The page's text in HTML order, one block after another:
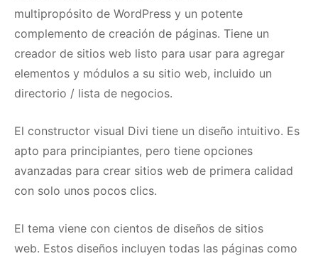
multipropósito de WordPress y un potente
complemento de creación de páginas. Tiene un
creador de sitios web listo para usar para agregar
elementos y módulos a su sitio web, incluido un
directorio / lista de negocios.
El constructor visual Divi tiene un diseño intuitivo. Es
apto para principiantes, pero tiene opciones
avanzadas para crear sitios web de primera calidad
con solo unos pocos clics.
El tema viene con cientos de diseños de sitios
web. Estos diseños incluyen todas las páginas como